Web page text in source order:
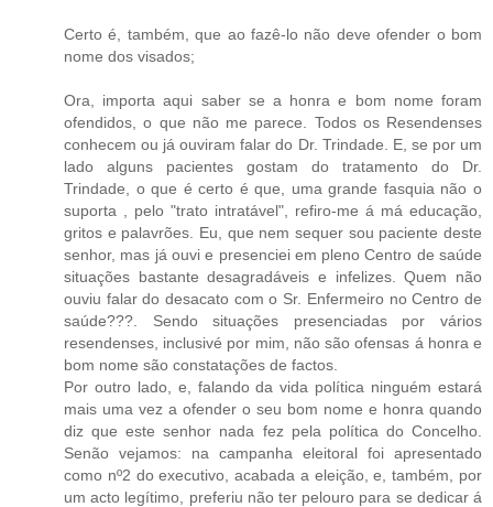
Certo é, também, que ao fazê-lo não deve ofender o bom
nome dos visados;
Ora, importa aqui saber se a honra e bom nome foram
ofendidos, o que não me parece. Todos os Resendenses
conhecem ou já ouviram falar do Dr. Trindade. E, se por um
lado alguns pacientes gostam do tratamento do Dr.
Trindade, o que é certo é que, uma grande fasquia não o
suporta , pelo "trato intratável", refiro-me á má educação,
gritos e palavrões. Eu, que nem sequer sou paciente deste
senhor, mas já ouvi e presenciei em pleno Centro de saúde
situações bastante desagradáveis e infelizes. Quem não
ouviu falar do desacato com o Sr. Enfermeiro no Centro de
saúde???. Sendo situações presenciadas por vários
resendenses, inclusivé por mim, não são ofensas á honra e
bom nome são constatações de factos.
Por outro lado, e, falando da vida política ninguém estará
mais uma vez a ofender o seu bom nome e honra quando
diz que este senhor nada fez pela política do Concelho.
Senão vejamos: na campanha eleitoral foi apresentado
como nº2 do executivo, acabada a eleição, e, também, por
um acto legítimo, preferiu não ter pelouro para se dedicar á